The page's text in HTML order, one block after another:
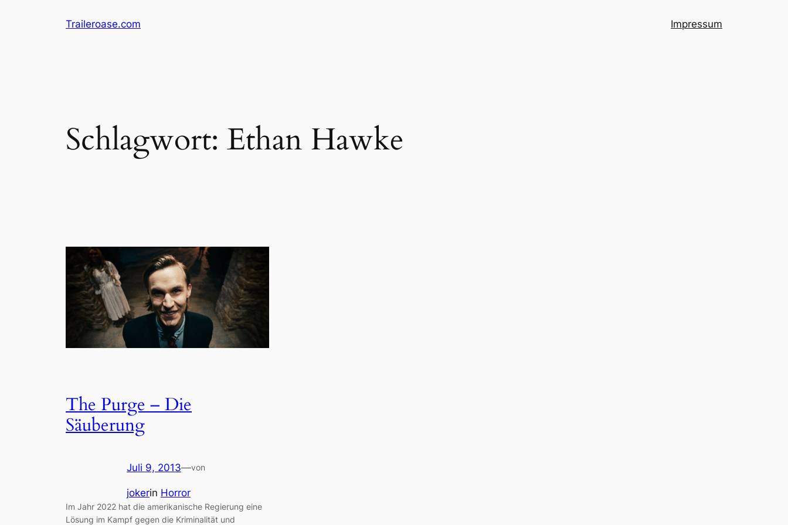
Traileroase.com Impressum
Schlagwort: Ethan Hawke
The Purge – Die
Säuberung
Juli 9, 2013—von
jokerin Horror
Im Jahr 2022 hat die amerikanische Regierung eine
Lösung im Kampf gegen die Kriminalität und